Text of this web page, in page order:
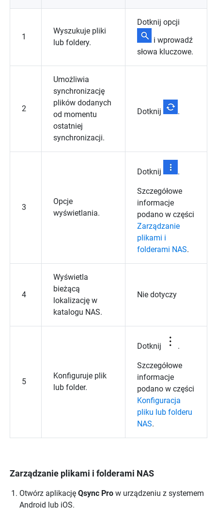
1
Wyszukuje pliki
lub foldery.
Dotknij opcji
i wprowadź
słowa kluczowe.
2
Umożliwia
synchronizację
plików dodanych
od momentu
ostatniej
synchronizacji.
Dotknij .
3
Opcje
wyświetlania.
Dotknij .
Szczegółowe
informacje
podano w części
Zarządzanie
plikami i
folderami NAS.
4
Wyświetla
bieżącą
lokalizację w
katalogu NAS.
Nie dotyczy
5
Konfiguruje plik
lub folder.
Dotknij .
Szczegółowe
informacje
podano w części
Konfiguracja
pliku lub folderu
NAS.
Zarządzanie plikami i folderami NAS
Otwórz aplikację Qsync Pro w urządzeniu z systemem
Android lub iOS.